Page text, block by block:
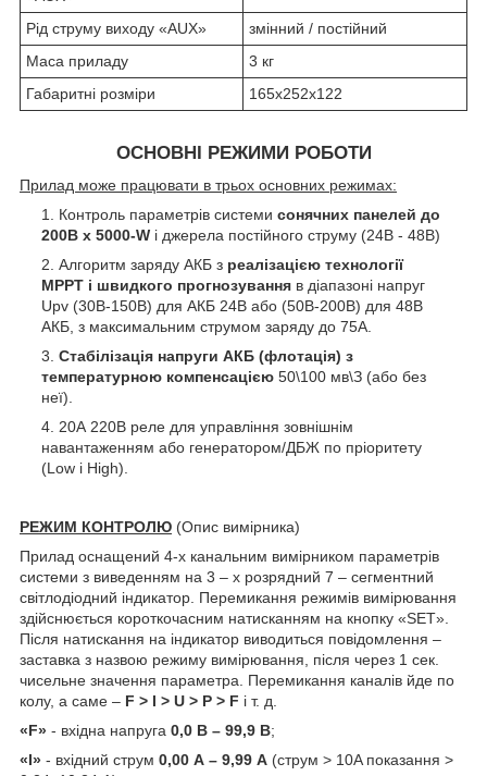
Рід струму виходу «AUX»
змінний / постійний
Маса приладу
3 кг
Габаритні розміри
165х252х122
ОСНОВНІ РЕЖИМИ РОБОТИ
Прилад може працювати в трьох основних режимах:
Контроль параметрів системи сонячних панелей до
200В х 5000-W і джерела постійного струму (24В - 48В)
Алгоритм заряду АКБ з реалізацією технології
МРРТ і швидкого прогнозування в діапазоні напруг
Upv (30В-150В) для АКБ 24В або (50В-200В) для 48В
АКБ, з максимальним струмом заряду до 75А.
Стабілізація напруги АКБ (флотація) з
температурною компенсацією 50\100 мв\З (або без
неї).
20А 220В реле для управління зовнішнім
навантаженням або генератором/ДБЖ по пріоритету
(Low і High).
РЕЖИМ КОНТРОЛЮ (Опис вимірника)
Прилад оснащений 4-х канальним вимірником параметрів
системи з виведенням на 3 – х розрядний 7 – сегментний
світлодіодний індикатор. Перемикання режимів вимірювання
здійснюється короткочасним натисканням на кнопку «SET».
Після натискання на індикатор виводиться повідомлення –
заставка з назвою режиму вимірювання, після через 1 сек.
чисельне значення параметра. Перемикання каналів йде по
колу, а саме – F > I > U > P > F і т. д.
«F» - вхідна напруга 0,0 В – 99,9 В;
«I» - вхідний струм 0,00 А – 9,99 А (струм > 10A показання >